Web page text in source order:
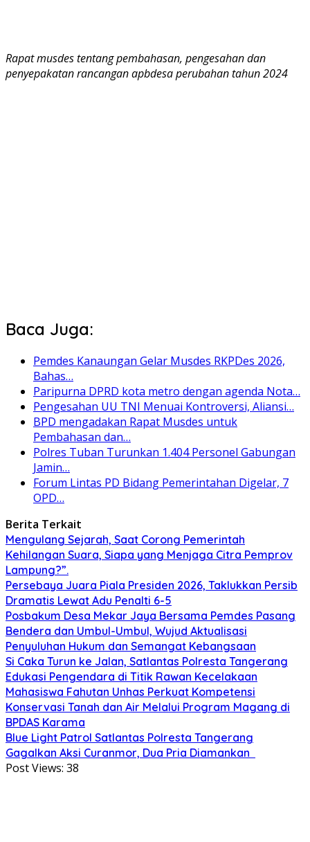
Rapat musdes tentang pembahasan, pengesahan dan
penyepakatan rancangan apbdesa perubahan tahun 2024
Baca Juga:
Pemdes Kanaungan Gelar Musdes RKPDes 2026,
Bahas…
Paripurna DPRD kota metro dengan agenda Nota…
Pengesahan UU TNI Menuai Kontroversi, Aliansi…
BPD mengadakan Rapat Musdes untuk
Pembahasan dan…
Polres Tuban Turunkan 1.404 Personel Gabungan
Jamin…
Forum Lintas PD Bidang Pemerintahan Digelar, 7
OPD…
Berita Terkait
Mengulang Sejarah, Saat Corong Pemerintah
Kehilangan Suara, Siapa yang Menjaga Citra Pemprov
Lampung?”.
Persebaya Juara Piala Presiden 2026, Taklukkan Persib
Dramatis Lewat Adu Penalti 6-5
Posbakum Desa Mekar Jaya Bersama Pemdes Pasang
Bendera dan Umbul-Umbul, Wujud Aktualisasi
Penyuluhan Hukum dan Semangat Kebangsaan
Si Caka Turun ke Jalan, Satlantas Polresta Tangerang
Edukasi Pengendara di Titik Rawan Kecelakaan
Mahasiswa Fahutan Unhas Perkuat Kompetensi
Konservasi Tanah dan Air Melalui Program Magang di
BPDAS Karama
Blue Light Patrol Satlantas Polresta Tangerang
Gagalkan Aksi Curanmor, Dua Pria Diamankan
Post Views: 38